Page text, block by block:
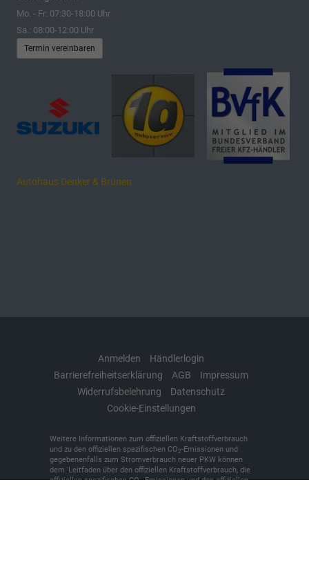
Mo. - Fr: 07:30-18:00 Uhr
Sa.: 08:00-12:00 Uhr
Termin vereinbaren
Autohaus Denker & Brünen
Anmelden
Händlerlogin
Barrierefreiheitserklärung
AGB
Impressum
Widerrufsbelehrung
Datenschutz
Cookie-Einstellungen
Weitere Informationen zum offiziellen Kraftstoffverbrauch
und zu den offiziellen spezifischen CO2-Emissionen und
gegebenenfalls zum Stromverbrauch neuer PKW können
dem 'Leitfaden über den offiziellen Kraftstoffverbrauch, die
offiziellen spezifischen CO -Emissionen und den offiziellen